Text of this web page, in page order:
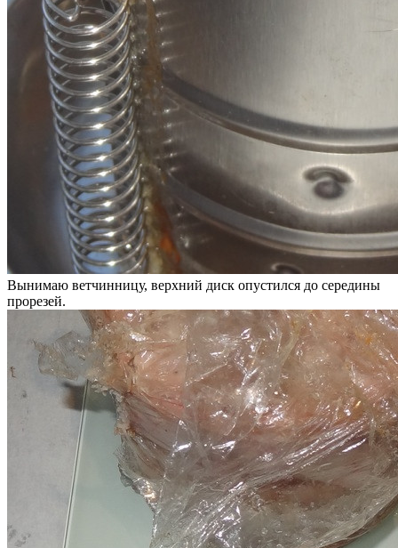
Вынимаю ветчинницу, верхний диск опустился до середины
прорезей.